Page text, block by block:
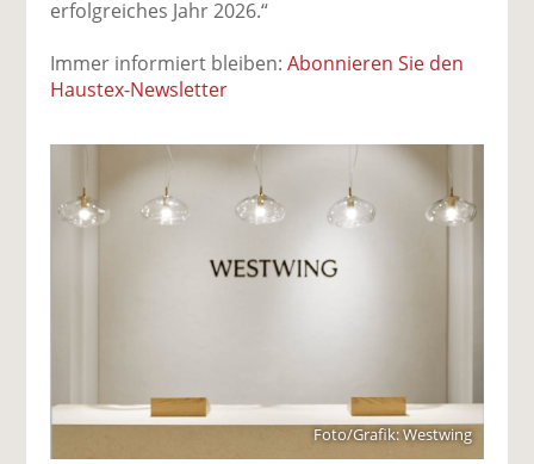
erfolgreiches Jahr 2026.“
Immer informiert bleiben:Abonnieren Sie den
Haustex-Newsletter
Foto/Grafik: Westwing